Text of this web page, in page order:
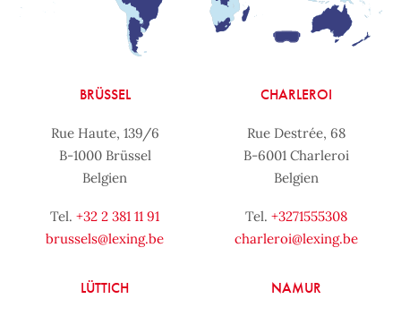
BRÜSSEL
Rue Haute, 139/6
B-1000 Brüssel
Belgien
Tel. +32 2 381 11 91
brussels@lexing.be
CHARLEROI
Rue Destrée, 68
B-6001 Charleroi
Belgien
Tel. +3271555308
charleroi@lexing.be
LÜTTICH NAMUR